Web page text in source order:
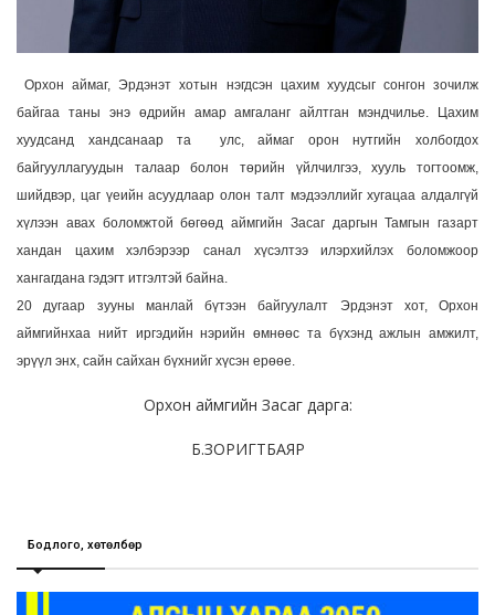
Орхон аймаг, Эрдэнэт хотын нэгдсэн цахим хуудсыг сонгон зочилж
байгаа таны энэ өдрийн амар амгаланг айлтган мэндчилье. Цахим
хуудсанд хандсанаар та улс, аймаг орон нутгийн холбогдох
байгууллагуудын талаар болон төрийн үйлчилгээ, хууль тогтоомж,
шийдвэр, цаг үеийн асуудлаар олон талт мэдээллийг хугацаа алдалгүй
хүлээн авах боломжтой бөгөөд аймгийн Засаг даргын Тамгын газарт
хандан цахим хэлбэрээр санал хүсэлтээ илэрхийлэх боломжоор
хангагдана гэдэгт итгэлтэй байна.
20 дугаар зууны манлай бүтээн байгуулалт Эрдэнэт хот, Орхон
аймгийнхаа нийт иргэдийн нэрийн өмнөөс та бүхэнд ажлын амжилт,
эрүүл энх, сайн сайхан бүхнийг хүсэн ерөөе.
Орхон аймгийн Засаг дарга:
Б.ЗОРИГТБАЯР
Бодлого, хөтөлбөр